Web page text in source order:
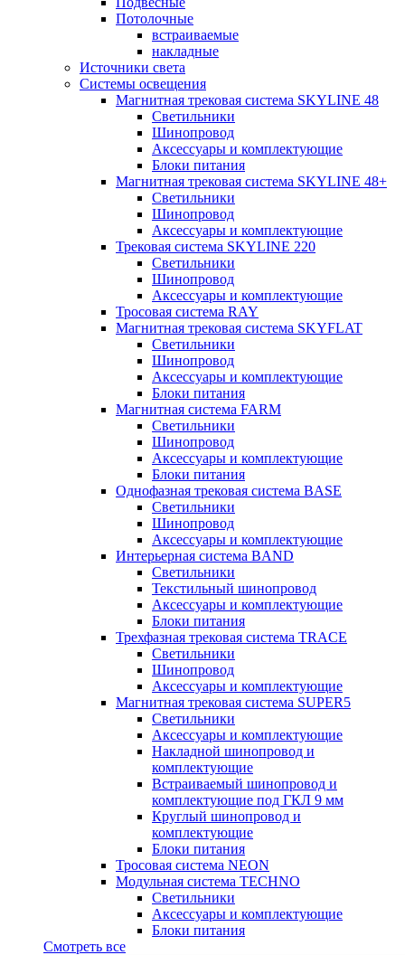
Потолочные
встраиваемые
накладные
Источники света
Системы освещения
Магнитная трековая система SKYLINE 48
Светильники
Шинопровод
Аксессуары и комплектующие
Блоки питания
Магнитная трековая система SKYLINE 48+
Светильники
Шинопровод
Аксессуары и комплектующие
Трековая система SKYLINE 220
Светильники
Шинопровод
Аксессуары и комплектующие
Тросовая система RAY
Магнитная трековая система SKYFLAT
Светильники
Шинопровод
Аксессуары и комплектующие
Блоки питания
Магнитная система FARM
Светильники
Шинопровод
Аксессуары и комплектующие
Блоки питания
Однофазная трековая система BASE
Светильники
Шинопровод
Аксессуары и комплектующие
Интерьерная система BAND
Светильники
Текстильный шинопровод
Аксессуары и комплектующие
Блоки питания
Трехфазная трековая система TRACE
Светильники
Шинопровод
Аксессуары и комплектующие
Магнитная трековая система SUPER5
Светильники
Аксессуары и комплектующие
Накладной шинопровод и
комплектующие
Встраиваемый шинопровод и
комплектующие под ГКЛ 9 мм
Круглый шинопровод и
комплектующие
Блоки питания
Тросовая система NEON
Модульная система TECHNO
Светильники
Аксессуары и комплектующие
Блоки питания
Смотреть все